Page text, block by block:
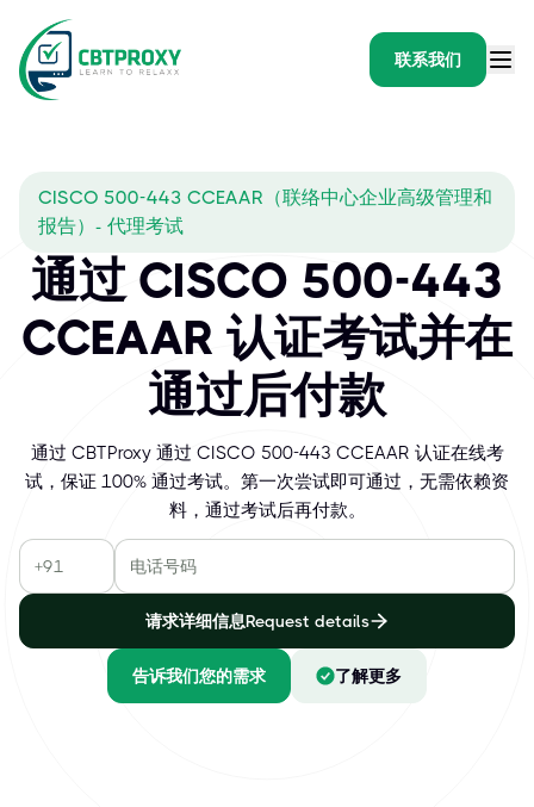
联系我们
CISCO 500-443 CCEAAR（联络中心企业高级管理和
报告）- 代理考试
通过 CISCO 500-443
CCEAAR 认证考试并在
通过后付款
通过 CBTProxy 通过 CISCO 500-443 CCEAAR 认证在线考
试，保证 100% 通过考试。第一次尝试即可通过，无需依赖资
料，通过考试后再付款。
请求详细信息Request details
告诉我们您的需求 了解更多